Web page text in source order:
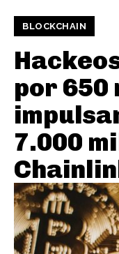
BLOCKCHAIN
por 650
7.000